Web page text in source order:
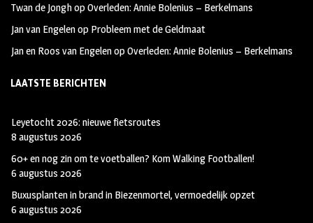
Twan de JonghopOverleden: Annie Bolenius – Berkelmans
Jan van Engelenop Probleem met de Geldmaat
Jan en Roos van EngelenopOverleden: Annie Bolenius – Berkelmans
LAATSTE BERICHTEN
Leyetocht 2026: nieuwe fietsroutes
8 augustus 2026
60+ en nog zin om te voetballen? Kom Walking Footballen!
6 augustus 2026
Buxusplanten in brand in Biezenmortel, vermoedelijk opzet
6 augustus 2026